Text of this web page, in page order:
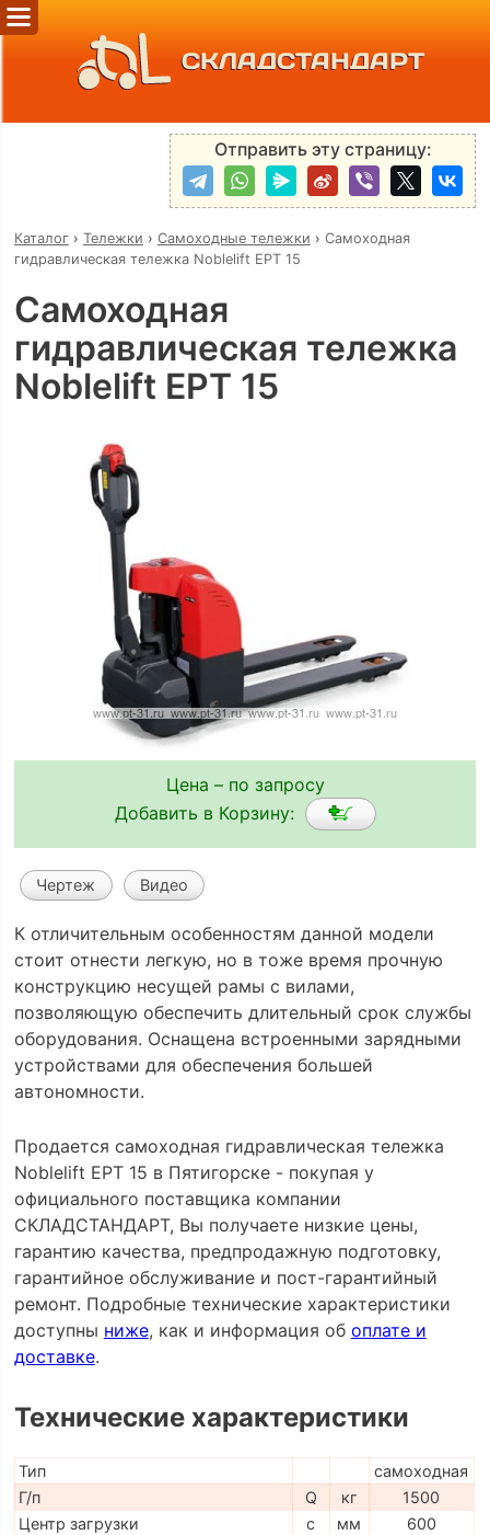
СКЛАДСТАНДАРТ
Отправить эту страницу:
Каталог› Тележки › Самоходные тележки › Самоходная
гидравлическая тележка Noblelift EPT 15
Самоходная
гидравлическая тележка
Noblelift EPT 15
Цена – по запросу
Добавить в Корзину:
Чертеж Видео
К отличительным особенностям данной модели
стоит отнести легкую, но в тоже время прочную
конструкцию несущей рамы с вилами,
позволяющую обеспечить длительный срок службы
оборудования. Оснащена встроенными зарядными
устройствами для обеспечения большей
автономности.
Продается самоходная гидравлическая тележка
Noblelift EPT 15 в Пятигорске - покупая у
официального поставщика компании
СКЛАДСТАНДАРТ, Вы получаете низкие цены,
гарантию качества, предпродажную подготовку,
гарантийное обслуживание и пост-гарантийный
ремонт. Подробные технические характеристики
доступны ниже, как и информация об оплате и
доставке.
Технические характеристики
Тип
самоходная
Г/п
Q кг
1500
Центр загрузки
c мм
600